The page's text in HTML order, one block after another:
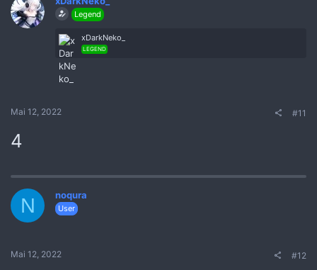
Legend
xDarkNeko_
LEGEND
Mai 12, 2022 #11
4
N noqura
User
Mai 12, 2022 #12